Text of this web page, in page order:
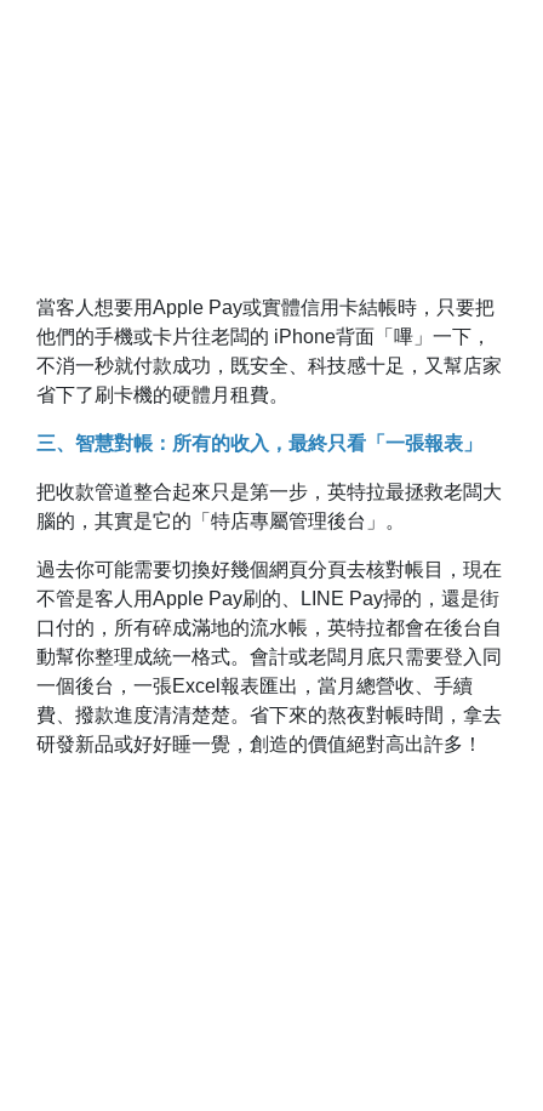
當客人想要用Apple Pay或實體信用卡結帳時，只要把
他們的手機或卡片往老闆的 iPhone背面「嗶」一下，
不消一秒就付款成功，既安全、科技感十足，又幫店家
省下了刷卡機的硬體月租費。
三、智慧對帳：所有的收入，最終只看「一張報表」
把收款管道整合起來只是第一步，英特拉最拯救老闆大
腦的，其實是它的「特店專屬管理後台」。
過去你可能需要切換好幾個網頁分頁去核對帳目，現在
不管是客人用Apple Pay刷的、LINE Pay掃的，還是街
口付的，所有碎成滿地的流水帳，英特拉都會在後台自
動幫你整理成統一格式。會計或老闆月底只需要登入同
一個後台，一張Excel報表匯出，當月總營收、手續
費、撥款進度清清楚楚。省下來的熬夜對帳時間，拿去
研發新品或好好睡一覺，創造的價值絕對高出許多！